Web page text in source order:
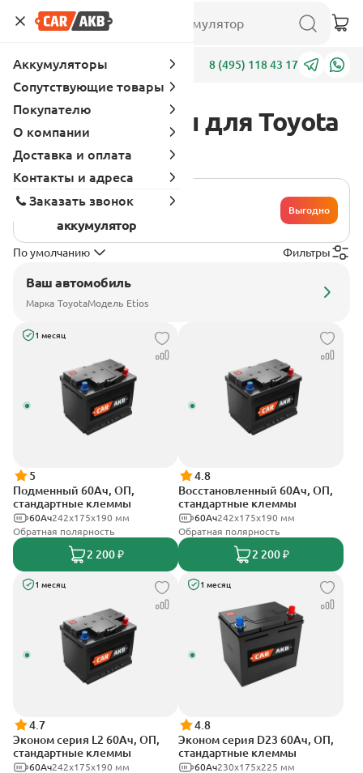
Адреса 8 (495) 118 43 17
Аккумуляторы для Toyota
Etios
Хочу сдать
свой
аккумулятор
Выгодно
По умолчанию Фильтры
Ваш автомобиль
Марка ToyotaМодель Etios
1 месяц
5
Подменный 60Ач, ОП,
стандартные клеммы
242х175х190 мм
60Ач
Обратная полярность
2 200 ₽
4.8
Восстановленный 60Ач, ОП,
стандартные клеммы
242х175х190 мм
60Ач
Обратная полярность
2 200 ₽
1 месяц
4.7
Эконом серия L2 60Ач, ОП,
стандартные клеммы
242х175х190 мм
60Ач
1 месяц
4.8
Эконом серия D23 60Ач, ОП,
стандартные клеммы
230x175x225 мм
60Ач
Аккумуляторы
Сопутствующие товары
Покупателю
О компании
Доставка и оплата
Контакты и адреса
Заказать звонок